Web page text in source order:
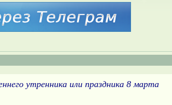
утренника или праздника 8 марта